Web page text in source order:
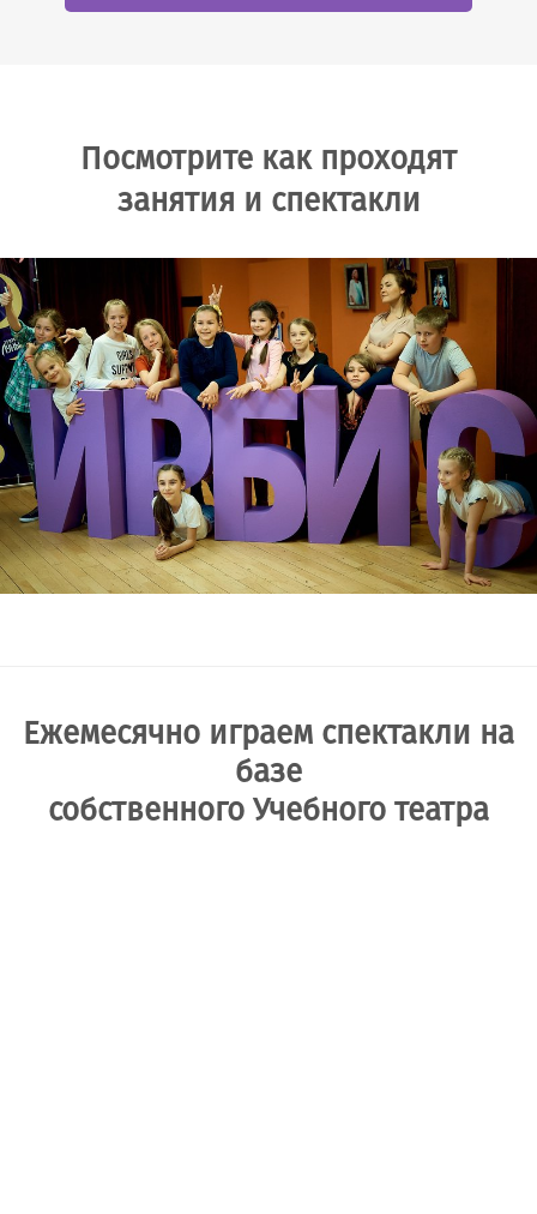
Посмотрите как проходят
занятия и спектакли
Ежемесячно играем спектакли на
базе
собственного Учебного театра